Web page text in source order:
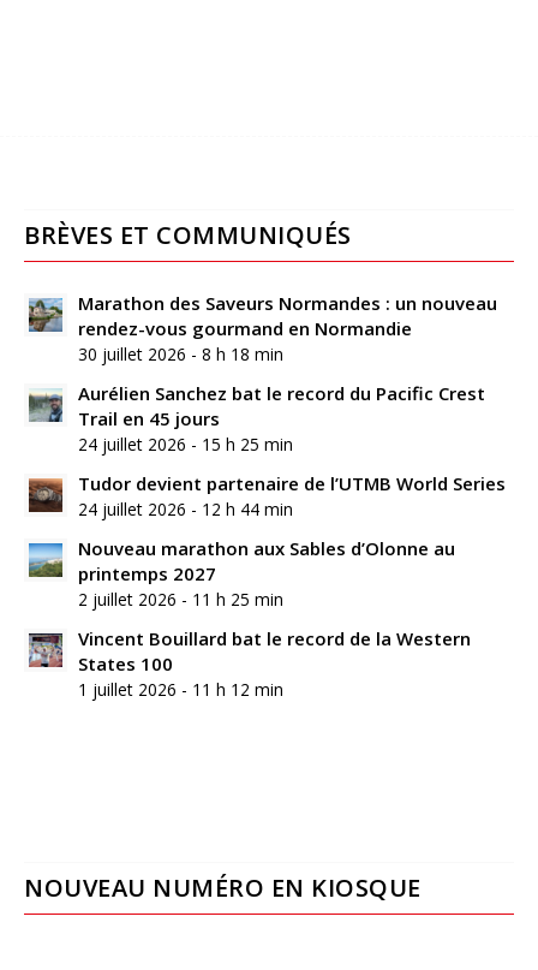
BRÈVES ET COMMUNIQUÉS
Marathon des Saveurs Normandes : un nouveau
rendez-vous gourmand en Normandie
30 juillet 2026 - 8 h 18 min
Aurélien Sanchez bat le record du Pacific Crest
Trail en 45 jours
24 juillet 2026 - 15 h 25 min
Tudor devient partenaire de l’UTMB World Series
24 juillet 2026 - 12 h 44 min
Nouveau marathon aux Sables d’Olonne au
printemps 2027
2 juillet 2026 - 11 h 25 min
Vincent Bouillard bat le record de la Western
States 100
1 juillet 2026 - 11 h 12 min
NOUVEAU NUMÉRO EN KIOSQUE